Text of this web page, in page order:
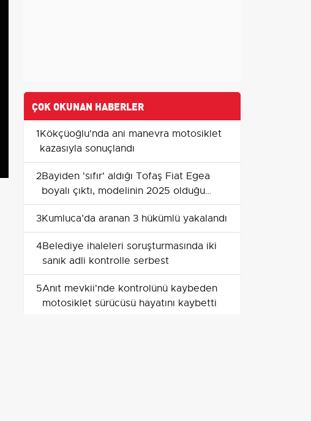
ÇOK OKUNAN HABERLER
1Kökçüoğlu'nda ani manevra motosiklet
kazasıyla sonuçlandı
2Bayiden 'sıfır' aldığı Tofaş Fiat Egea
boyalı çıktı, modelinin 2025 olduğu
belirlendi
3Kumluca’da aranan 3 hükümlü yakalandı
4Belediye ihaleleri soruşturmasında iki
sanık adli kontrolle serbest
5Anıt mevkii'nde kontrolünü kaybeden
motosiklet sürücüsü hayatını kaybetti